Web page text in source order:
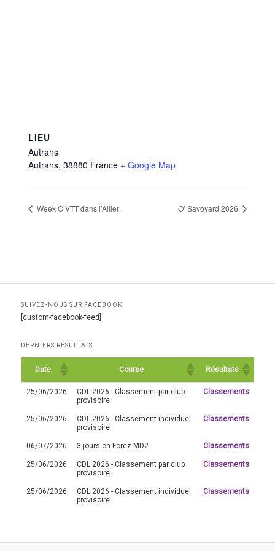
LIEU
Autrans
Autrans, 38880 France + Google Map
Week O’VTT dans l’Allier O’ Savoyard 2026
SUIVEZ-NOUS SUR FACEBOOK
[custom-facebook-feed]
DERNIERS RÉSULTATS
Date Course Résultats
25/06/2026
CDL 2026 - Classement par club
provisoire
Classements
25/06/2026
CDL 2026 - Classement individuel
provisoire
Classements
06/07/2026 3 jours en Forez MD2 Classements
25/06/2026
CDL 2026 - Classement par club
provisoire
Classements
25/06/2026
CDL 2026 - Classement individuel
provisoire
Classements